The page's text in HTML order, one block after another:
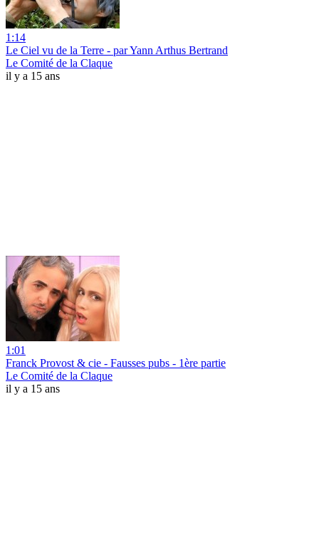
1:14
Le Ciel vu de la Terre - par Yann Arthus Bertrand
Le Comité de la Claque
il y a 15 ans
1:01
Franck Provost & cie - Fausses pubs - 1ère partie
Le Comité de la Claque
il y a 15 ans